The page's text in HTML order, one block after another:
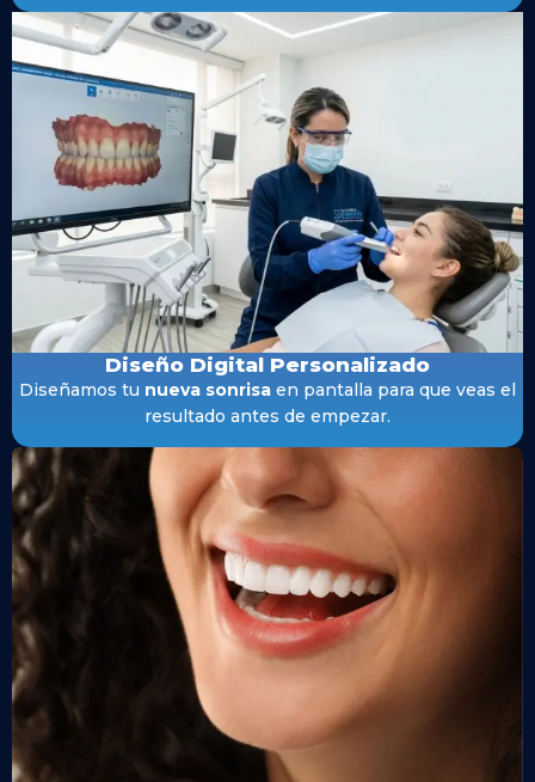
Diseño Digital Personalizado
Diseñamos tu nueva sonrisa en pantalla para que veas el
resultado antes de empezar.